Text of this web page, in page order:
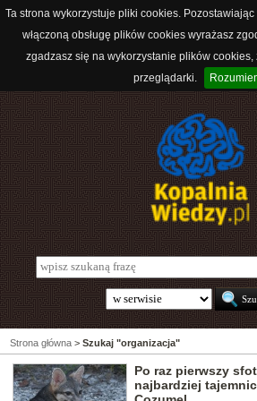
Ta strona wykorzystuje pliki cookies.
włączoną obsługę plików cookies wyrażasz
zgadzasz się na wykorzystanie plików
przeglądarki.
Strona główna > Szukaj "organizacja"
Po raz pierwszy
najbardziej